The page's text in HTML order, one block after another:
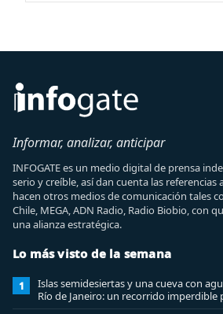
Informar, analizar, anticipar
INFOGATE es un medio digital de prensa
serio y creíble, así dan cuenta las
hacen otros medios de comunicación tales
Chile, MEGA, ADN Radio, Radio Biobio, con
una alianza estratégica.
Lo más visto de la semana
1
Islas semidesiertas y una cueva con
Río de Janeiro: un recorrido imperdible